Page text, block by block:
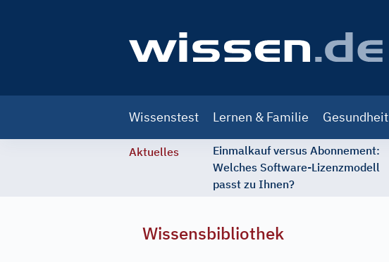
navigation
Wissenstest Lernen & Familie Gesundheit
Aktuelles
Einmalkauf versus Abonnement:
Welches Software-Lizenzmodell
passt zu Ihnen?
Wissensbibliothek